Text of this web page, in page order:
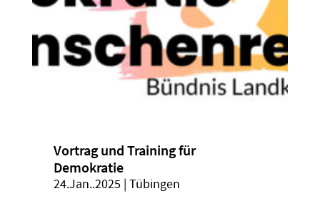
Vortrag und Training für
Demokratie
24.Jan..2025 | Tübingen